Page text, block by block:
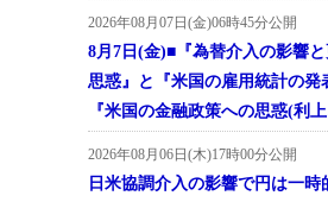
2026年08月07日(金)06時45分公開
8月7日(金)■『為替介入の影響
思惑』と『米国の雇用統計の発
『米国の金融政策への思惑(利
2026年08月06日(木)17時00分公開
日米協調介入の影響で円は一時